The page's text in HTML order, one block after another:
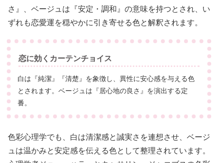
さ』、ベージュは『安定・調和』の意味を持つとされ、い
ずれも恋愛運を穏やかに引き寄せる色と解釈されます。
恋に効くカーテンチョイス
白は『純潔』『清楚』を象徴し、異性に安心感を与える色
とされます。ベージュは『居心地の良さ』を演出する定
番。
色彩心理学でも、白は清潔感と誠実さを連想させ、ベージ
ュは温かみと安定感を伝える色として整理されています。